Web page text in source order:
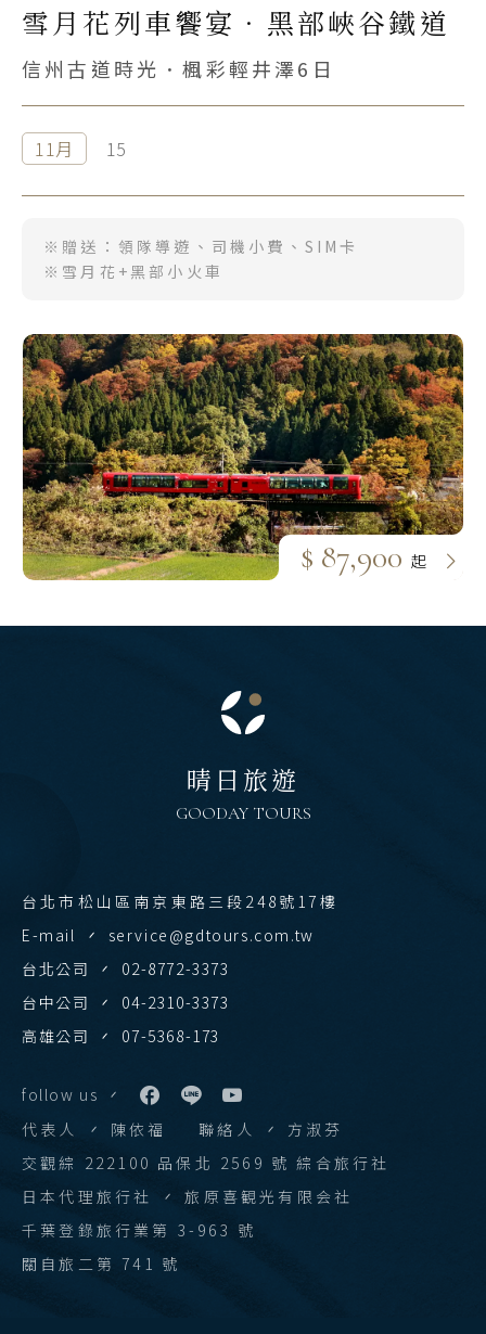
雪月花列車饗宴．黑部峽谷鐵道
信州古道時光．楓彩輕井澤6日
11月 15
※贈送：領隊導遊、司機小費、SIM卡
※雪月花+黑部小火車
$ 87,900 起
晴日旅遊
GOODAY TOURS
台北市松山區南京東路三段248號17樓
E-mail
service@gdtours.com.tw
台北公司
02-8772-3373
台中公司
04-2310-3373
高雄公司
07-5368-173
follow us
代表人
陳依福 聯絡人
方淑芬
交觀綜 222100 品保北 2569 號 綜合旅行社
日本代理旅行社
旅原喜観光有限会社
千葉登錄旅行業第 3-963 號
關自旅二第 741 號